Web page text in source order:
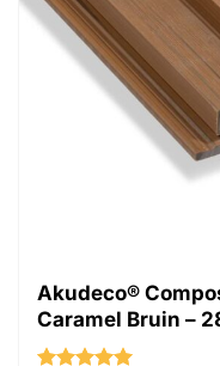
Akudeco®
Caramel Bruin –